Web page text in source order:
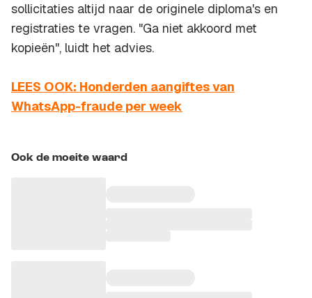
sollicitaties altijd naar de originele diploma's en
registraties te vragen. "Ga niet akkoord met
kopieën", luidt het advies.
LEES OOK: Honderden aangiftes van
WhatsApp-fraude per week
Ook de moeite waard